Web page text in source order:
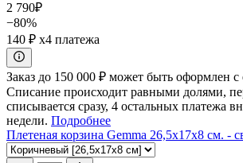
2 790₽
−80%
140 ₽ x4 платежа
Заказ до 150 000 ₽ может быть оформлен с
Списание происходит равными долями,
списывается сразу, 4 остальных платежа
недели. Подробнее
Плетеная корзина Gemma 26,5x17x8 см. -